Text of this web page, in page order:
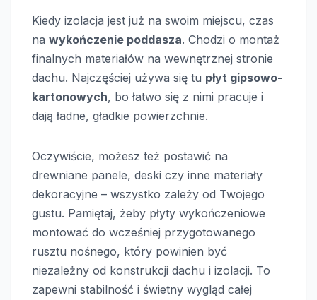
Kiedy izolacja jest już na swoim miejscu, czas
na wykończenie poddasza. Chodzi o montaż
finalnych materiałów na wewnętrznej stronie
dachu. Najczęściej używa się tu płyt gipsowo-
kartonowych, bo łatwo się z nimi pracuje i
dają ładne, gładkie powierzchnie.
Oczywiście, możesz też postawić na
drewniane panele, deski czy inne materiały
dekoracyjne – wszystko zależy od Twojego
gustu. Pamiętaj, żeby płyty wykończeniowe
montować do wcześniej przygotowanego
rusztu nośnego, który powinien być
niezależny od konstrukcji dachu i izolacji. To
zapewni stabilność i świetny wygląd całej